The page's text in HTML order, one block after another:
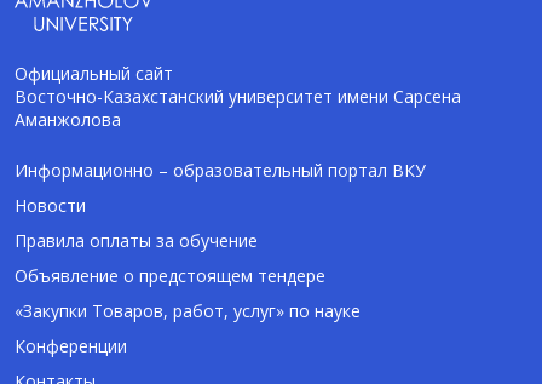
Официальный сайт
Восточно-Казахстанский университет имени Сарсена
Аманжолова
Информационно – образовательный портал ВКУ
Новости
Правила оплаты за обучение
Объявление о предстоящем тендере
«Закупки Товаров, работ, услуг» по науке
Конференции
Помощник Amanzholov University
Здравствуйте! Я AI-Talapker — помощник
ВКУ им. Сарсена Аманжолова (ВКУ). Отвечу
на вопросы о поступлении в бакалавриат,